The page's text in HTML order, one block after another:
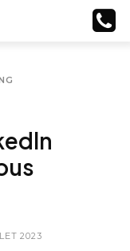
2023